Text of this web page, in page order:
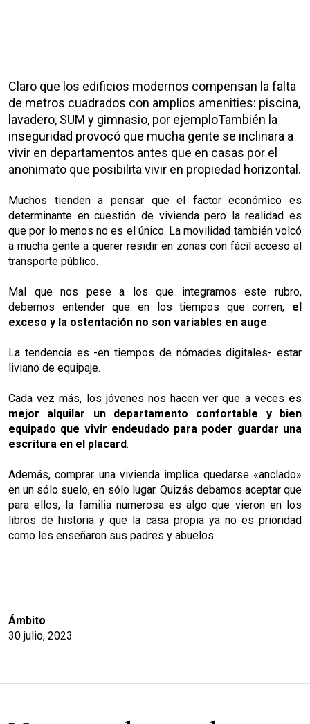
Claro que los edificios modernos compensan la falta
de metros cuadrados con amplios amenities: piscina,
lavadero, SUM y gimnasio, por ejemploTambién la
inseguridad provocó que mucha gente se inclinara a
vivir en departamentos antes que en casas por el
anonimato que posibilita vivir en propiedad horizontal.
Muchos tienden a pensar que el factor económico es
determinante en cuestión de vivienda pero la realidad es
que por lo menos no es el único. La movilidad también volcó
a mucha gente a querer residir en zonas con fácil acceso al
transporte público.
Mal que nos pese a los que integramos este rubro,
debemos entender que en los tiempos que corren, el
exceso y la ostentación no son variables en auge.
La tendencia es -en tiempos de nómades digitales- estar
liviano de equipaje.
Cada vez más, los jóvenes nos hacen ver que a veces es
mejor alquilar un departamento confortable y bien
equipado que vivir endeudado para poder guardar una
escritura en el placard.
Además, comprar una vivienda implica quedarse «anclado»
en un sólo suelo, en sólo lugar. Quizás debamos aceptar que
para ellos, la familia numerosa es algo que vieron en los
libros de historia y que la casa propia ya no es prioridad
como les enseñaron sus padres y abuelos.
Ámbito
30 julio, 2023